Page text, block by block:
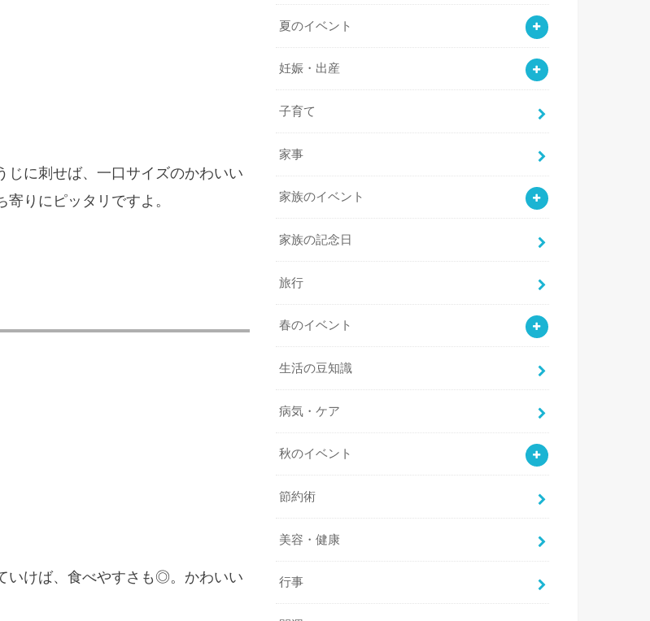
じに刺せば、一口サイズのかわいい
りにピッタリですよ。
いけば、食べやすさも◎。かわいい
夏のイベント
妊娠・出産
子育て
家事
家族のイベント
家族の記念日
旅行
春のイベント
生活の豆知識
病気・ケア
秋のイベント
節約術
美容・健康
行事